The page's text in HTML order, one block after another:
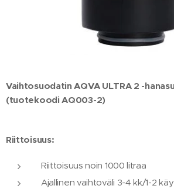
Vaihtosuodatin AQVA ULTRA 2 -
(tuotekoodi AQ003-2)
Riittoisuus:
Riittoisuus noin 1000 litraa
Ajallinen vaihtoväli 3-4 kk/1-2